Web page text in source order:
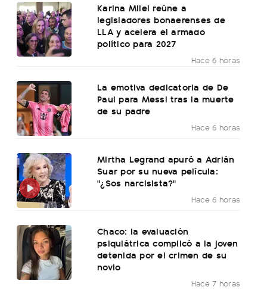
Karina Milei reúne a
legisladores bonaerenses de
LLA y acelera el armado
político para 2027
Hace 6 horas
La emotiva dedicatoria de De
Paul para Messi tras la muerte
de su padre
Hace 6 horas
Mirtha Legrand apuró a Adrián
Suar por su nueva película:
"¿Sos narcisista?"
Hace 6 horas
Chaco: la evaluación
psiquiátrica complicó a la joven
detenida por el crimen de su
novio
Hace 7 horas